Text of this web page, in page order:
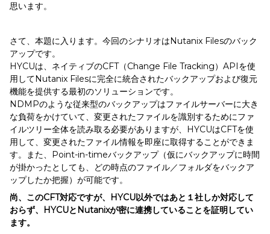
思います。
さて、本題に入ります。今回のシナリオはNutanix Filesのバック
アップです。
HYCUは、ネイティブのCFT（Change File Tracking）APIを使
用してNutanix Filesに完全に統合されたバックアップおよび復元
機能を提供する最初のソリューションです。
NDMPのような従来型のバックアップはファイルサーバーに大き
な負荷をかけていて、変更されたファイルを識別するためにファ
イルツリー全体を読み取る必要がありますが、HYCUはCFTを使
用して、変更されたファイル情報を即座に取得することができま
す。また、Point-in-timeバックアップ（仮にバックアップに時間
が掛かったとしても、どの時点のファイル／フォルダをバックア
ップしたか把握）が可能です。
尚、このCFT対応ですが、HYCU以外ではあと１社しか対応して
おらず、HYCUとNutanixが密に連携していることを証明してい
ます。